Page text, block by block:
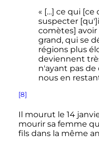
« […] ce qui
suspecter
comètes]
grand, qui se
régions plus
deviennent
n'ayant pas de
nous en
[8]
Il mourut le 14
mourir sa femme
fils dans la même